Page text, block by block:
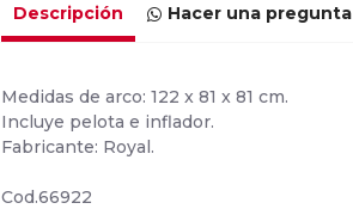
Descripción Hacer una pregunta
Medidas de arco: 122 x 81 x 81 cm.
Incluye pelota e inflador.
Fabricante: Royal.
Cod.66922